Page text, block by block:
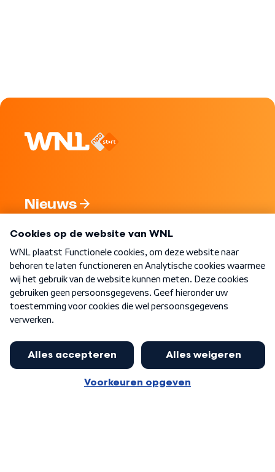
Nieuws
Nieuwsbrief
Word Lid